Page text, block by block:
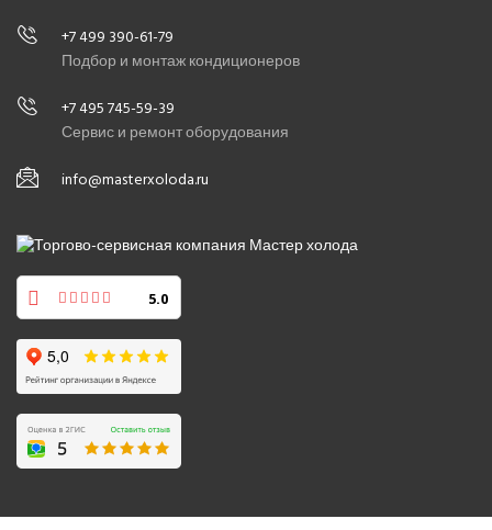
+7 499 390-61-79
Подбор и монтаж кондиционеров
+7 495 745-59-39
Сервис и ремонт оборудования
info@masterxoloda.ru
5.0